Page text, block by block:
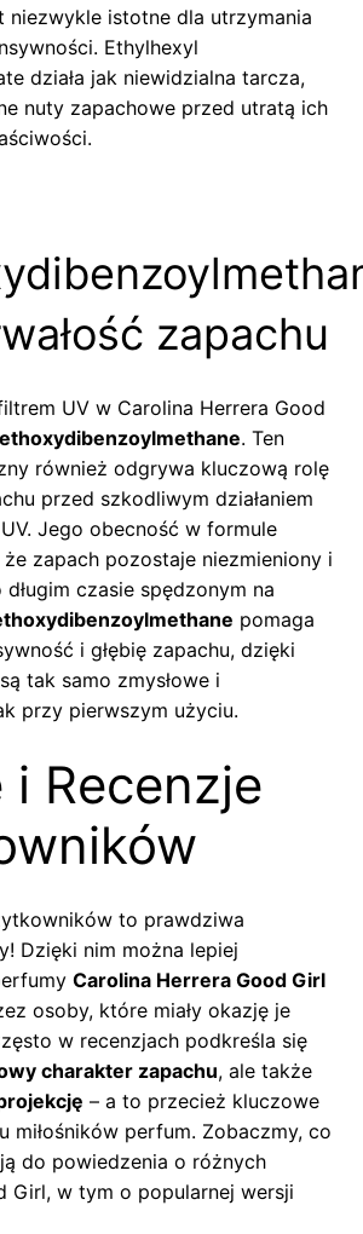
niezwykle istotne dla utrzymania
Ethylhexyl
działa jak niewidzialna tarcza,
nuty zapachowe przed utratą ich
zapachu
UV w Carolina Herrera Good
. Ten
również odgrywa kluczową rolę
przed szkodliwym działaniem
Jego obecność w formule
zapach pozostaje niezmieniony i
długim czasie spędzonym na
pomaga
i głębię zapachu, dzięki
tak samo zmysłowe i
przy pierwszym użyciu.
i Recenzje
to prawdziwa
Dzięki nim można lepiej
Carolina Herrera Good Girl
osoby, które miały okazję je
w recenzjach podkreśla się
charakter zapachu, ale także
– a to przecież kluczowe
miłośników perfum. Zobaczmy, co
do powiedzenia o różnych
Girl, w tym o popularnej wersji